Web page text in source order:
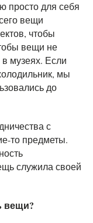
просто для себя
вещи
чтобы
вещи не
музеях. Если
мы
до
с
то предметы.
служила своей
вещи?